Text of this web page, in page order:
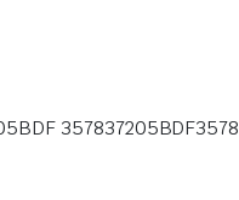
357837205BDF3578